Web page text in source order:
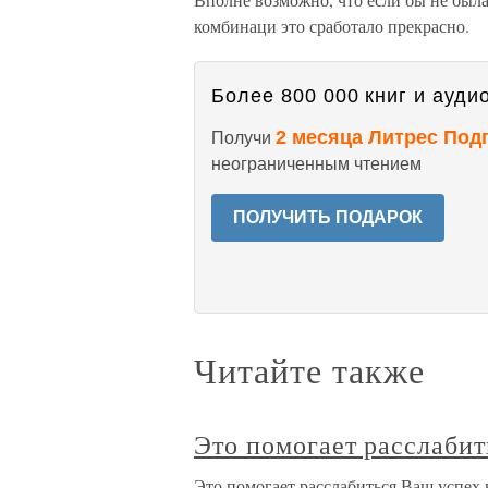
комбинаци это сработало прекрасно.
Более 800 000 книг и
Получи 2 месяца Литрес
неограниченным чтением
ПОЛУЧИТЬ ПОДАРОК
Читайте также
Это помогает